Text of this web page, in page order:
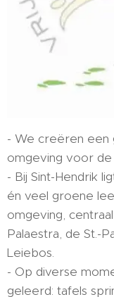
- We creëren een
omgeving voor de
- Bij Sint-Hendrik
én veel groene
omgeving,
Palaestra, de St.-
Leiebos.
- Op diverse
geleerd: tafels